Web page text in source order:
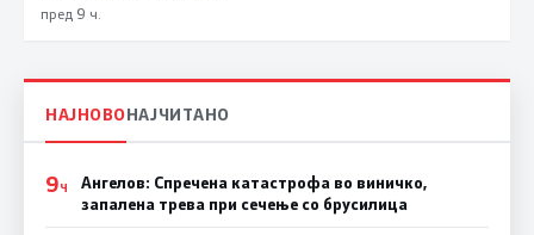
пред 9 ч.
НАЈНОВОНАЈЧИТАНО
9Ч
Ангелов: Спречена катастрофа во виничко,
запалена трева при сечење со брусилица